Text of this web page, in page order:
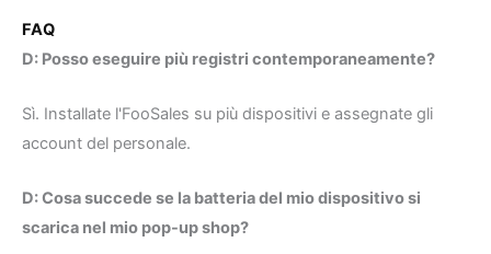
FAQ
D: Posso eseguire più registri contemporaneamente?
Sì. Installate l'FooSales su più dispositivi e assegnate gli
account del personale.
D: Cosa succede se la batteria del mio dispositivo si
scarica nel mio pop-up shop?